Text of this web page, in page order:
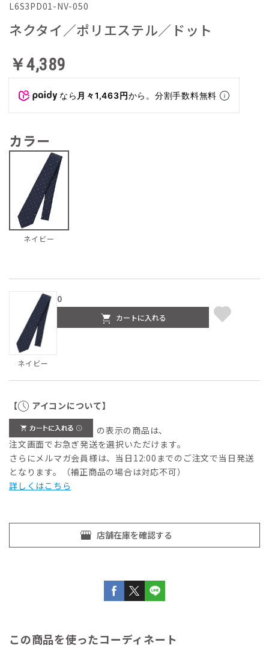
L6S3PD01-NV-050
ネクタイ／ポリエステル／ドット
￥4,389
なら 月々1,463円から。分割手数料無料
カラー
ネイビー
ネイビー
0
カートに入れる
【 アイコンについて】
の表示の商品は、
注文画面でお急ぎ発送を選択いただけます。
さらにメルマガ会員様は、当日12:00までのご注文で当日発送
となります。（補正商品の場合は対応不可）
詳しくはこちら
この商品を使ったコーディネート